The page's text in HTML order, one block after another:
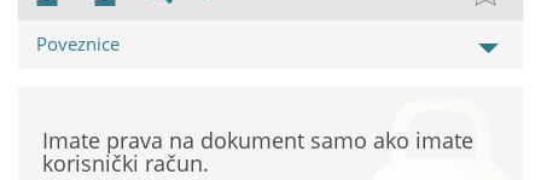
Poveznice
Imate prava na dokument samo ako imate
korisnički račun.